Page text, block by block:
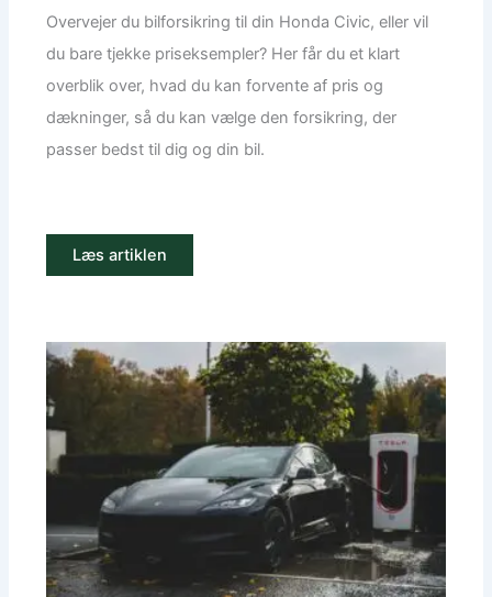
Overvejer du bilforsikring til din Honda Civic, eller vil
du bare tjekke priseksempler? Her får du et klart
overblik over, hvad du kan forvente af pris og
dækninger, så du kan vælge den forsikring, der
passer bedst til dig og din bil.
Læs artiklen